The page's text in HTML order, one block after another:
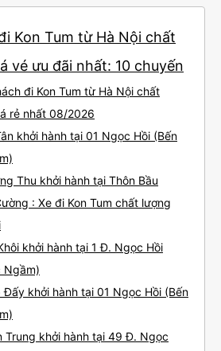
Kon Tum từ Hà Nội chất
vé ưu đãi nhất: 10 chuyến
đi Kon Tum từ Hà Nội chất
rẻ nhất 08/2026
khởi hành tại 01 Ngọc Hồi (Bến
Thu khởi hành tại Thôn Bầu
: Xe đi Kon Tum chất lượng
khởi hành tại 1 Đ. Ngọc Hồi
Ngầm)
Đấy khởi hành tại 01 Ngọc Hồi (Bến
Trung khởi hành tại 49 Đ. Ngọc